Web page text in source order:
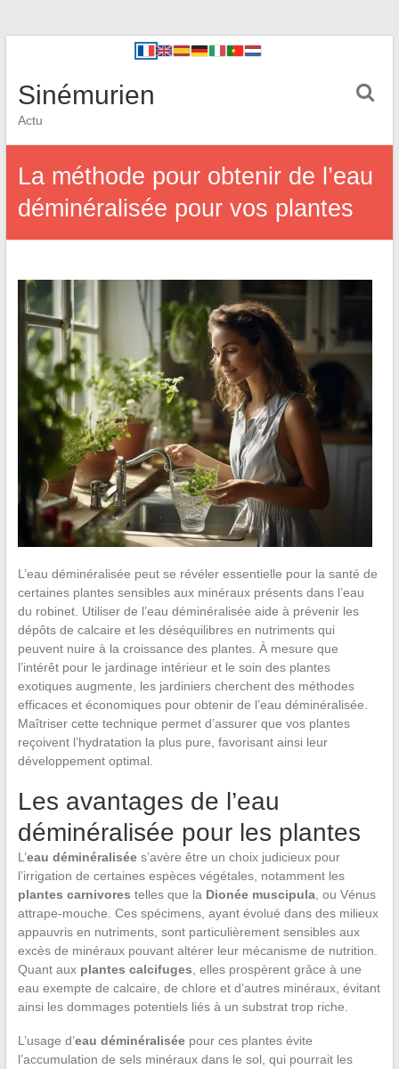
Sinémurien
Actu
La méthode pour obtenir de l’eau
déminéralisée pour vos plantes
L’eau déminéralisée peut se révéler essentielle pour la santé de
certaines plantes sensibles aux minéraux présents dans l’eau
du robinet. Utiliser de l’eau déminéralisée aide à prévenir les
dépôts de calcaire et les déséquilibres en nutriments qui
peuvent nuire à la croissance des plantes. À mesure que
l’intérêt pour le jardinage intérieur et le soin des plantes
exotiques augmente, les jardiniers cherchent des méthodes
efficaces et économiques pour obtenir de l’eau déminéralisée.
Maîtriser cette technique permet d’assurer que vos plantes
reçoivent l’hydratation la plus pure, favorisant ainsi leur
développement optimal.
Les avantages de l’eau
déminéralisée pour les plantes
L’eau déminéralisées’avère être un choix judicieux pour
l’irrigation de certaines espèces végétales, notamment les
plantes carnivores telles que la Dionée muscipula, ou Vénus
attrape-mouche. Ces spécimens, ayant évolué dans des milieux
appauvris en nutriments, sont particulièrement sensibles aux
excès de minéraux pouvant altérer leur mécanisme de nutrition.
Quant aux plantes calcifuges , elles prospèrent grâce à une
eau exempte de calcaire, de chlore et d’autres minéraux, évitant
ainsi les dommages potentiels liés à un substrat trop riche.
L’usage d’eau déminéraliséepour ces plantes évite
l’accumulation de sels minéraux dans le sol, qui pourrait les